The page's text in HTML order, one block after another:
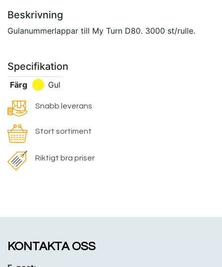
Beskrivning
Gulanummerlappar till My Turn D80. 3000 st/rulle.
Specifikation
Färg Gul
Snabb leverans
Stort sortiment
Riktigt bra priser
KONTAKTA OSS